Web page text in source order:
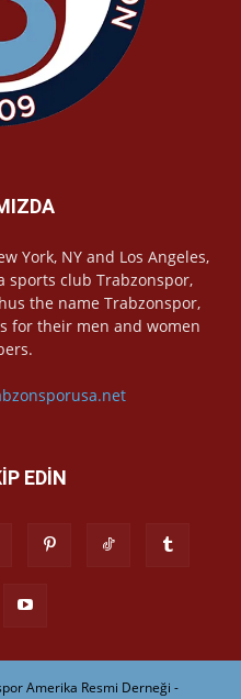
York, NY and Los Angeles,
sports club Trabzonspor,
the name Trabzonspor,
for their men and women
EDİN
Amerika Resmi Derneği -